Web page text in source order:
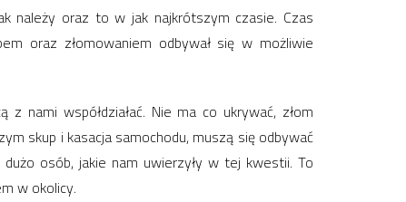
należy oraz to w jak najkrótszym czasie. Czas
oraz złomowaniem odbywał się w możliwie
współdziałać. Nie ma co ukrywać, złom
skup i kasacja samochodu, muszą się odbywać
osób, jakie nam uwierzyły w tej kwestii. To
w okolicy.